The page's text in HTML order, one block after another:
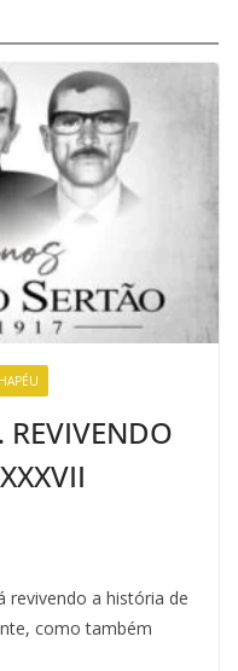
revivendo a história de
como também